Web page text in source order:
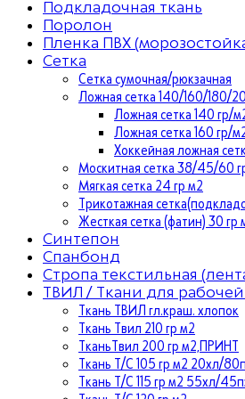
Подкладочная ткань
Поролон
Пленка ПВХ
Сетка
Сетка сумочная/рюкзачная
Ложная сетка 140/160/180/
Ложная сетка 140 гр/
Ложная сетка 160 гр/
Хоккейная ложная
Москитная сетка 38/45/60
Мягкая сетка 24 гр м2
Трикотажная
Жесткая сетка (фатин) 30 гр
Синтепон
Спанбонд
Стропа текстильная
ТВИЛ / Ткани для
Ткань ТВИЛ гл.краш. хлопок
Ткань Твил 210 гр м2
ТканьТвил 200 гр м2,ПРИНТ
Ткань Т/C 105 гр м2 20хл/
Ткань Т/C 115 гр м2 55хл/